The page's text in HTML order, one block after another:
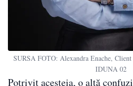
SURSA FOTO: Alexandra Enache,
IDUNA 02
Potrivit acesteia, o altă